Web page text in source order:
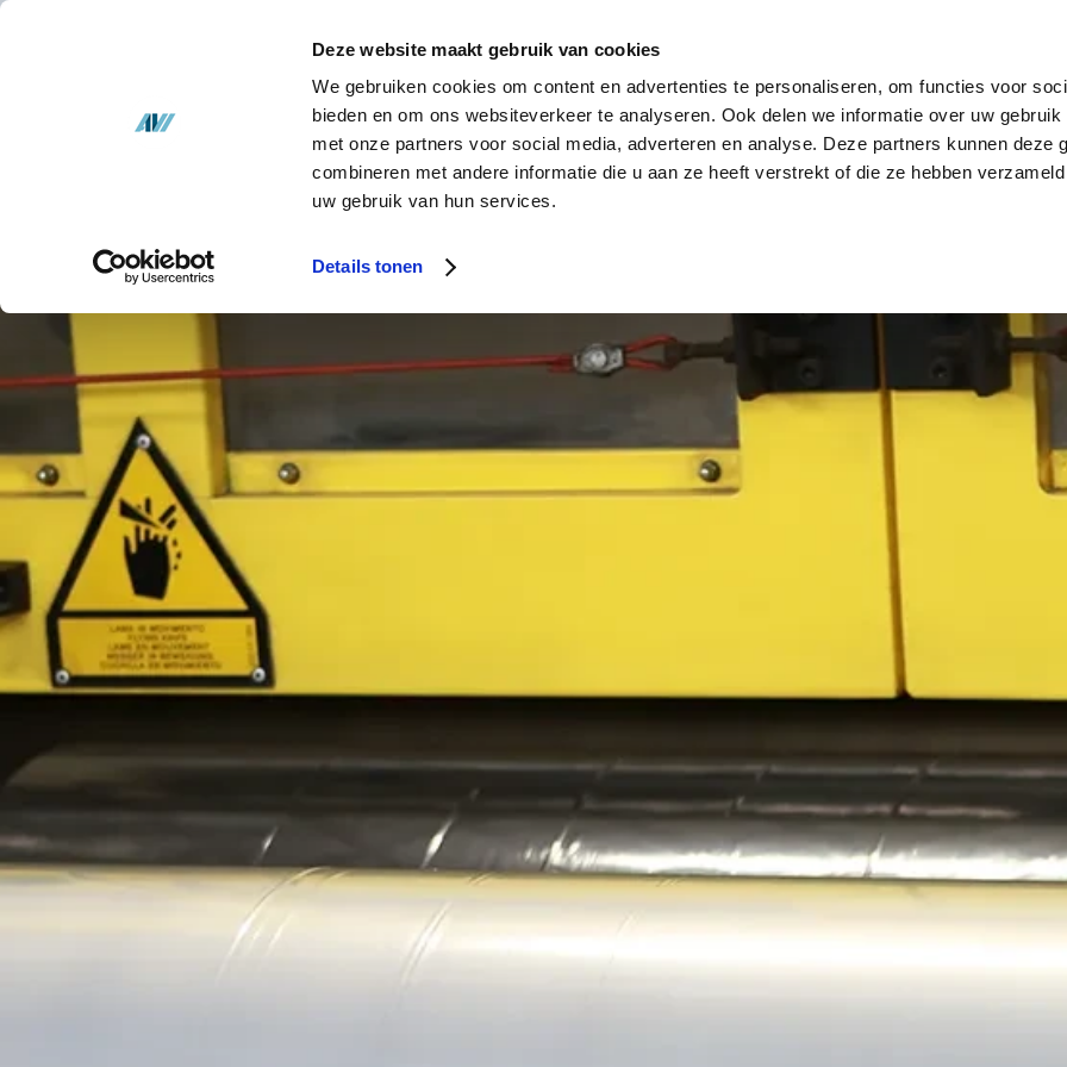
Deze website maakt gebruik van cookies
We gebruiken cookies om content en advertenties te personaliseren, om functies voor
bieden en om ons websiteverkeer te analyseren. Ook delen we informatie over uw
met onze partners voor social media, adverteren en analyse. Deze partners kunnen deze
combineren met andere informatie die u aan ze heeft verstrekt of die ze hebben
uw gebruik van hun services.
Details tonen
SOLUCIONES INVENTARIO ACERCA DE AVI ACTUALITÉS
Contacto